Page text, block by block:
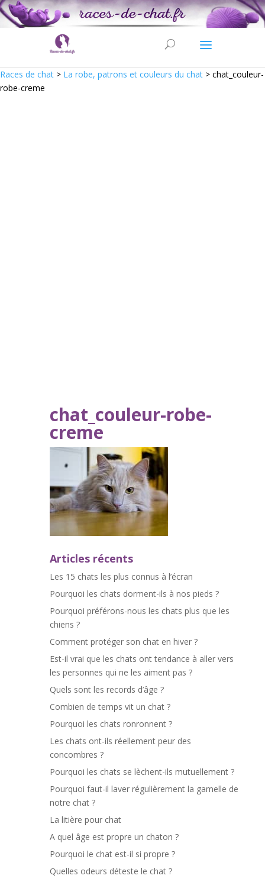
Races de chat > La robe, patrons et couleurs du chat > chat_couleur-
robe-creme
chat_couleur-robe-
creme
Articles récents
Les 15 chats les plus connus à l’écran
Pourquoi les chats dorment-ils à nos pieds ?
Pourquoi préférons-nous les chats plus que les
chiens ?
Comment protéger son chat en hiver ?
Est-il vrai que les chats ont tendance à aller vers
les personnes qui ne les aiment pas ?
Quels sont les records d’âge ?
Combien de temps vit un chat ?
Pourquoi les chats ronronnent ?
Les chats ont-ils réellement peur des
concombres ?
Pourquoi les chats se lèchent-ils mutuellement ?
Pourquoi faut-il laver régulièrement la gamelle de
notre chat ?
La litière pour chat
A quel âge est propre un chaton ?
Pourquoi le chat est-il si propre ?
Quelles odeurs déteste le chat ?